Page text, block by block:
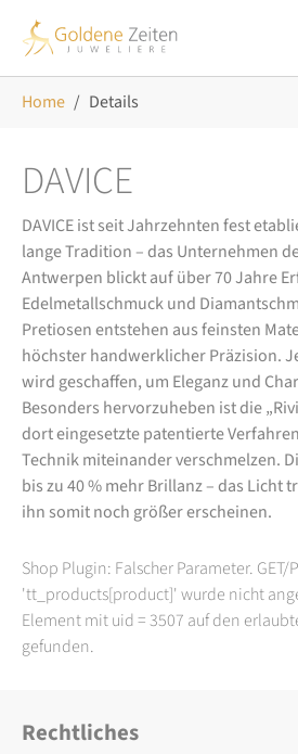
Home Details
DAVICE
DAVICE ist seit Jahrzehnten fest
lange Tradition – das Unternehmen
Antwerpen blickt auf über 70 Jahre
Edelmetallschmuck und
Pretiosen entstehen aus feinsten
höchster handwerklicher Präzision.
wird geschaffen, um Eleganz und
Besonders hervorzuheben ist die
dort eingesetzte patentierte
Technik miteinander verschmelzen.
bis zu 40 % mehr Brillanz – das Licht
ihn somit noch größer erscheinen.
Shop Plugin: Falscher Parameter. GET/
'tt_products[product]' wurde nicht
Element mit uid = 3507 auf den
gefunden.
Rechtliches